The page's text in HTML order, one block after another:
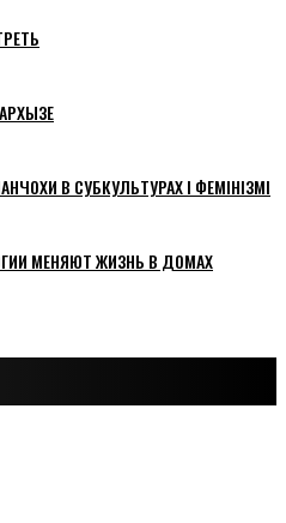
В СУБКУЛЬТУРАХ І ФЕМІНІЗМІ
МЕНЯЮТ ЖИЗНЬ В ДОМАХ